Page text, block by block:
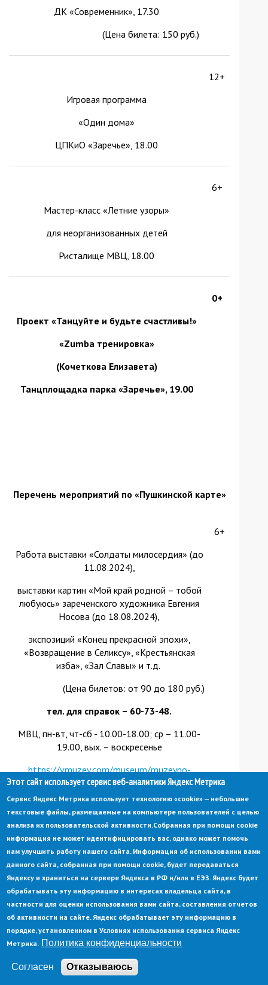
ДК «Современник», 17.30
(Цена билета: 150 руб.)
Игровая программа
«Один дома»
ЦПКиО «Заречье», 18.00
12+
Мастер-класс «Летние узоры»
для неорганизованных детей
Ристалище МВЦ, 18.00
6+
Проект «Танцуйте и будьте счастливы!»
«Zumba тренировка»
(Кочеткова Елизавета)
Танцплощадка парка «Заречье», 19.00
0+
Перечень мероприятий по «Пушкинской карте»
Работа выставки «Солдаты милосердия» (до
11.08.2024),
выставки картин «Мой край родной – тобой
любуюсь» зареченского художника Евгения
Носова (до 18.08.2024),
экспозиций «Конец прекрасной эпохи»,
«Возвращение в Селиксу», «Крестьянская
изба», «Зал Славы» и т.д.
(Цена билетов: от 90 до 180 руб.)
тел. для справок – 60-73-48.
МВЦ, пн-вт, чт-сб - 10.00-18.00; ср – 11.00-
19.00, вых. – воскресенье
https://vmuzey.com/museum/muzeyno-
vystavochnyy-centr-g-zarechnogo(link
is
external)
6+
Вся информация в соцсети
https://vk.com/dkmpzarechny(link
is
external)
Департамента культуры и молодёжной политики
г.Заречного;
на сайте http://zar-kultu.ru/(link
is
external)
(находится в стадии
наполнения)
Этот сайт использует сервис веб-аналитики Яндекс Метрика
Сервис Яндекс Метрика использует технологию «cookie» — небольшие
текстовые файлы, размещаемые на компьютере пользователей с целью
анализа их пользовательской активности.Собранная при помощи cookie
информация не может идентифицировать вас, однако может помочь
нам улучшить работу нашего сайта. Информация об использовании вами
данного сайта, собранная при помощи cookie, будет передаваться
Яндексу и храниться на сервере Яндекса в РФ и/или в ЕЭЗ. Яндекс будет
обрабатывать эту информацию в интересах владельца сайта, в
частности для оценки использования вами сайта, составления отчетов
об активности на сайте. Яндекс обрабатывает эту информацию в
порядке, установленном в Условиях использования сервиса Яндекс
Метрика. Политика конфиденциальности
Согласен Отказываюсь